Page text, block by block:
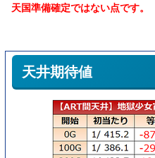
天国準備確定ではない点です。
天井期待値